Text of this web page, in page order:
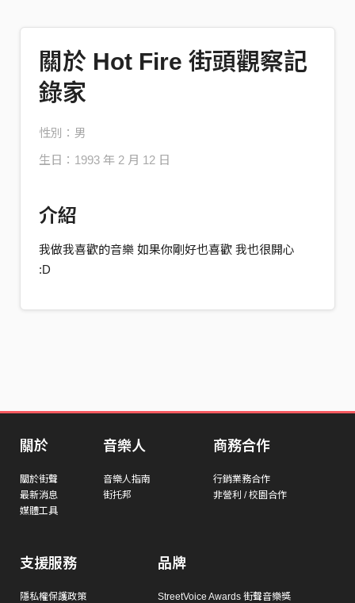
關於 Hot Fire 街頭觀察記
錄家
性別：男
生日：1993 年 2 月 12 日
介紹
我做我喜歡的音樂 如果你剛好也喜歡 我也很開心
:D
關於
關於街聲
最新消息
媒體工具
音樂人
音樂人指南
街托邦
商務合作
行銷業務合作
非營利 / 校園合作
支援服務
隱私權保護政策
品牌
StreetVoice Awards 街聲音樂獎